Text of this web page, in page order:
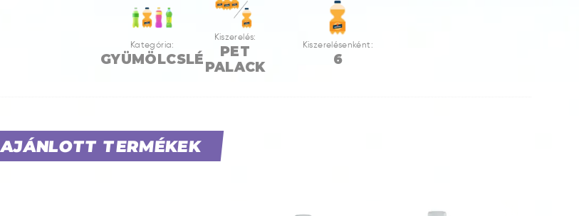
Kategória:
GYÜMÖLCSLÉ
Kiszerelés:
PET
PALACK
Kiszerelésenként:
6
AJÁNLOTT TERMÉKEK